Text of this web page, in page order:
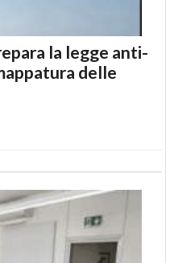
la legge anti-
delle